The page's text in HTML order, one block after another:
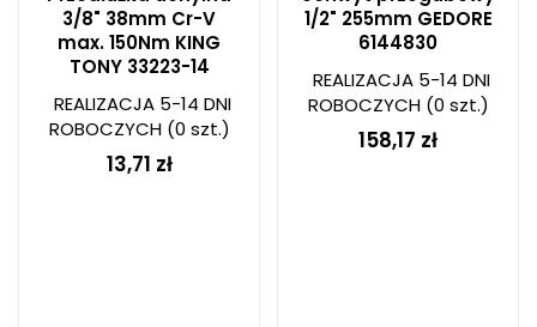
3/8" 38mm Cr-V
max. 150Nm KING
TONY 33223-14
REALIZACJA 5-14 DNI
ROBOCZYCH(0 szt.)
13,71 zł
1/2" 255mm GEDORE
6144830
REALIZACJA 5-14 DNI
ROBOCZYCH(0 szt.)
158,17 zł